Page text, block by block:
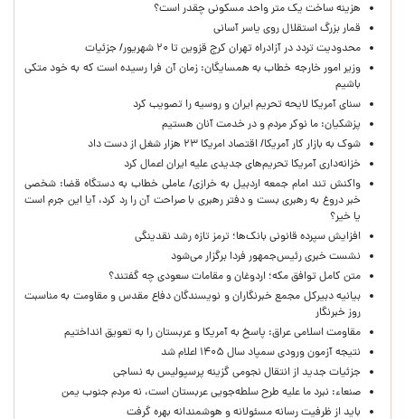
هزینه ساخت یک متر واحد مسکونی چقدر است؟
قمار بزرگ استقلال روی یاسر آسانی
محدودیت تردد در آزادراه تهران کرج قزوین تا ۲۰ شهریور/ جزئیات
وزیر امور خارجه خطاب به همسایگان: زمان آن فرا رسیده است که به خود متکی
باشیم
سنای آمریکا لایحه تحریم ایران و روسیه را تصویب کرد
پزشکیان: ما نوکر مردم و در خدمت آنان هستیم
شوک به بازار کار آمریکا/ اقتصاد امریکا ۲۳ هزار شغل از دست داد
خزانه‌داری آمریکا تحریم‌های جدیدی علیه ایران اعمال کرد
واکنش تند امام جمعه اردبیل به خرازی/ عاملی خطاب به دستگاه قضا: شخصی
خبر دروغ به رهبری بست و دفتر رهبری با صراحت آن را رد کرد، آیا این جرم است
یا خیر؟
افزایش سپرده قانونی بانک‌ها؛ ترمز تازه رشد نقدینگی
نشست خبری رئیس‌جمهور فردا برگزار می‌شود
متن کامل توافق مکه؛ اردوغان و مقامات سعودی چه گفتند؟
بیانیه دبیرکل مجمع خبرنگاران و نویسندگان دفاع مقدس و مقاومت به مناسبت
روز خبرنگار
مقاومت اسلامی عراق: پاسخ به آمریکا و عربستان را به تعویق انداختیم
نتیجه آزمون ورودی سمپاد سال ۱۴۰۵ اعلام شد
جزئیات جدید از انتقال نجومی گزینه پرسپولیس به نساجی
صنعاء: نبرد ما علیه طرح سلطه‌جویی عربستان است، نه مردم جنوب یمن
باید از ظرفیت رسانه مسئولانه و هوشمندانه بهره گرفت